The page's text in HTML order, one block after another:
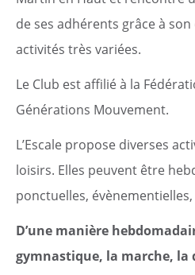
de ses adhérents grâce à
activités très variées.
Le Club est affilié à la
Générations Mouvement.
L’Escale propose diverses
loisirs. Elles peuvent être
ponctuelles,
D’une manière
gymnastique, la marche, la